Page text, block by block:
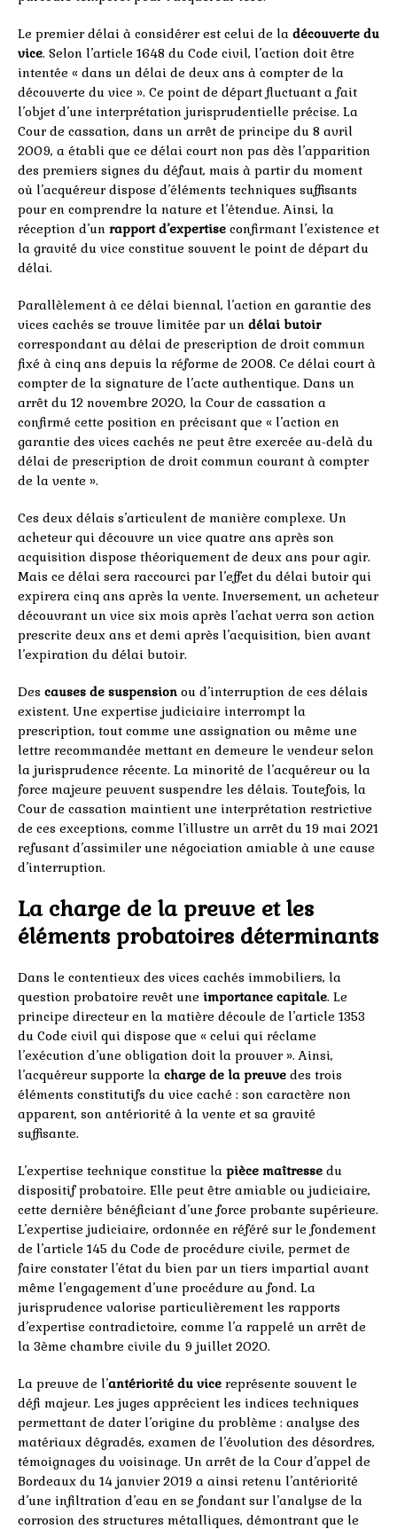
Le premier délai à considérer est celui de la découverte du
vice. Selon l’article 1648 du Code civil, l’action doit être
intentée « dans un délai de deux ans à compter de la
découverte du vice ». Ce point de départ fluctuant a fait
l’objet d’une interprétation jurisprudentielle précise. La
Cour de cassation, dans un arrêt de principe du 8 avril
2009, a établi que ce délai court non pas dès l’apparition
des premiers signes du défaut, mais à partir du moment
où l’acquéreur dispose d’éléments techniques suffisants
pour en comprendre la nature et l’étendue. Ainsi, la
réception d’un rapport d’expertise confirmant l’existence et
la gravité du vice constitue souvent le point de départ du
délai.
Parallèlement à ce délai biennal, l’action en garantie des
vices cachés se trouve limitée par un délai butoir
correspondant au délai de prescription de droit commun
fixé à cinq ans depuis la réforme de 2008. Ce délai court à
compter de la signature de l’acte authentique. Dans un
arrêt du 12 novembre 2020, la Cour de cassation a
confirmé cette position en précisant que « l’action en
garantie des vices cachés ne peut être exercée au-delà du
délai de prescription de droit commun courant à compter
de la vente ».
Ces deux délais s’articulent de manière complexe. Un
acheteur qui découvre un vice quatre ans après son
acquisition dispose théoriquement de deux ans pour agir.
Mais ce délai sera raccourci par l’effet du délai butoir qui
expirera cinq ans après la vente. Inversement, un acheteur
découvrant un vice six mois après l’achat verra son action
prescrite deux ans et demi après l’acquisition, bien avant
l’expiration du délai butoir.
Des causes de suspension ou d’interruption de ces délais
existent. Une expertise judiciaire interrompt la
prescription, tout comme une assignation ou même une
lettre recommandée mettant en demeure le vendeur selon
la jurisprudence récente. La minorité de l’acquéreur ou la
force majeure peuvent suspendre les délais. Toutefois, la
Cour de cassation maintient une interprétation restrictive
de ces exceptions, comme l’illustre un arrêt du 19 mai 2021
refusant d’assimiler une négociation amiable à une cause
d’interruption.
La charge de la preuve et les
éléments probatoires déterminants
Dans le contentieux des vices cachés immobiliers, la
question probatoire revêt une importance capitale. Le
principe directeur en la matière découle de l’article 1353
du Code civil qui dispose que « celui qui réclame
l’exécution d’une obligation doit la prouver ». Ainsi,
l’acquéreur supporte la charge de la preuve des trois
éléments constitutifs du vice caché : son caractère non
apparent, son antériorité à la vente et sa gravité
suffisante.
L’expertise technique constitue la pièce maîtresse du
dispositif probatoire. Elle peut être amiable ou judiciaire,
cette dernière bénéficiant d’une force probante supérieure.
L’expertise judiciaire, ordonnée en référé sur le fondement
de l’article 145 du Code de procédure civile, permet de
faire constater l’état du bien par un tiers impartial avant
même l’engagement d’une procédure au fond. La
jurisprudence valorise particulièrement les rapports
d’expertise contradictoire, comme l’a rappelé un arrêt de
la 3ème chambre civile du 9 juillet 2020.
La preuve de l’antériorité du vice représente souvent le
défi majeur. Les juges apprécient les indices techniques
permettant de dater l’origine du problème : analyse des
matériaux dégradés, examen de l’évolution des désordres,
témoignages du voisinage. Un arrêt de la Cour d’appel de
Bordeaux du 14 janvier 2019 a ainsi retenu l’antériorité
d’une infiltration d’eau en se fondant sur l’analyse de la
corrosion des structures métalliques, démontrant que le